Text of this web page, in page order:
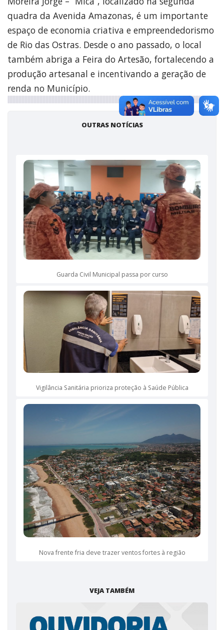
quadra da Avenida Amazonas, é um importante
espaço de economia criativa e empreendedorismo
de Rio das Ostras. Desde o ano passado, o local
também abriga a Feira do Artesão, fortalecendo a
produção artesanal e incentivando a geração de
renda no Município.
OUTRAS NOTÍCIAS
Guarda Civil Municipal passa por curso
Vigilância Sanitária prioriza proteção à Saúde Pública
Nova frente fria deve trazer ventos fortes à região
VEJA TAMBÉM